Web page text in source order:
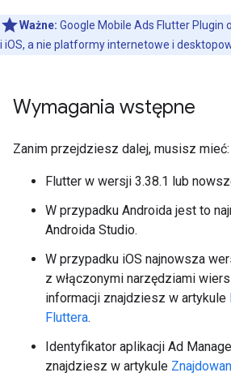
Ważne: Google Mobile Ads Flutter Plugin
i iOS, a nie platformy internetowe i
Wymagania wstępne
Zanim przejdziesz dalej, musisz mieć:
Flutter w wersji 3.38.1 lub
W przypadku Androida jest to
Androida Studio.
W przypadku iOS najnowsza
z włączonymi narzędziami
informacji znajdziesz w artykule
Fluttera.
Identyfikator aplikacji Ad
znajdziesz w artykule